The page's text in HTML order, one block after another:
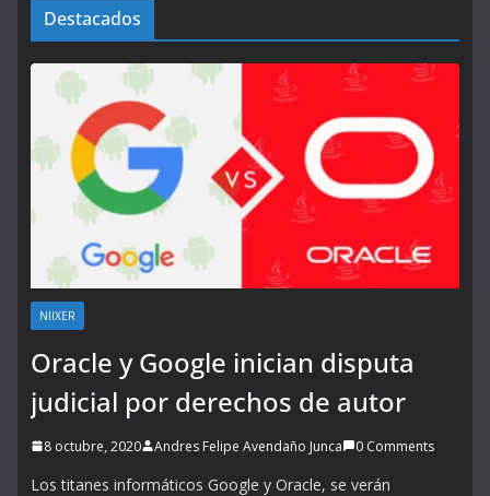
Destacados
NIIXER
Oracle y Google inician disputa
judicial por derechos de autor
8 octubre, 2020 Andres Felipe Avendaño Junca 0 Comments
Los titanes informáticos Google y Oracle, se verán